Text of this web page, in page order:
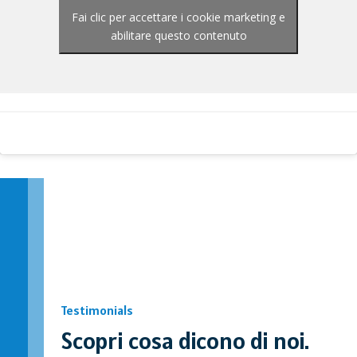
Fai clic per accettare i cookie marketing e
abilitare questo contenuto
Testimonials
Scopri cosa dicono di noi.